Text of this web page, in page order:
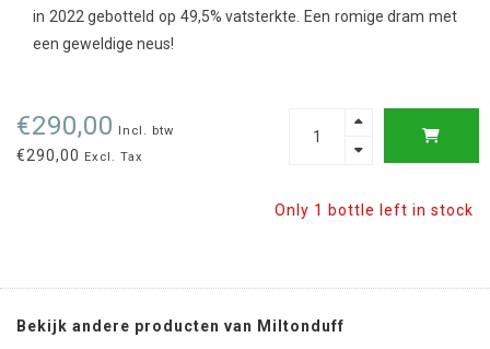
in 2022 gebotteld op 49,5% vatsterkte. Een romige dram met
een geweldige neus!
€290,00 Incl. btw
€290,00 Excl. Tax
Only 1 bottle left in stock
Bekijk andere producten van Miltonduff